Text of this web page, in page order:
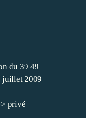
du 39 49
juillet 2009
privé